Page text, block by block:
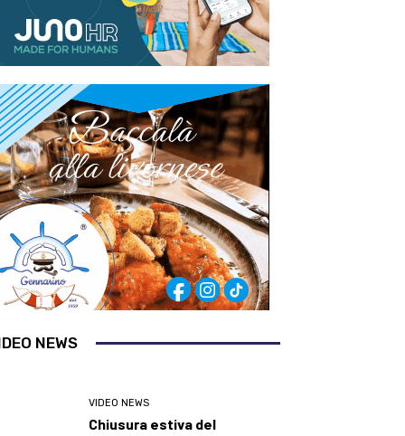
NEWS
VIDEO NEWS
Chiusura estiva del